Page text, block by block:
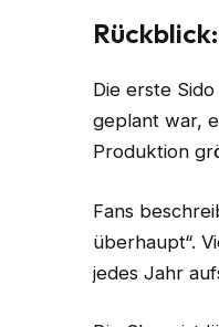
Die erste
geplant war,
Produktion
Fans
überhaupt“.
jedes Jahr